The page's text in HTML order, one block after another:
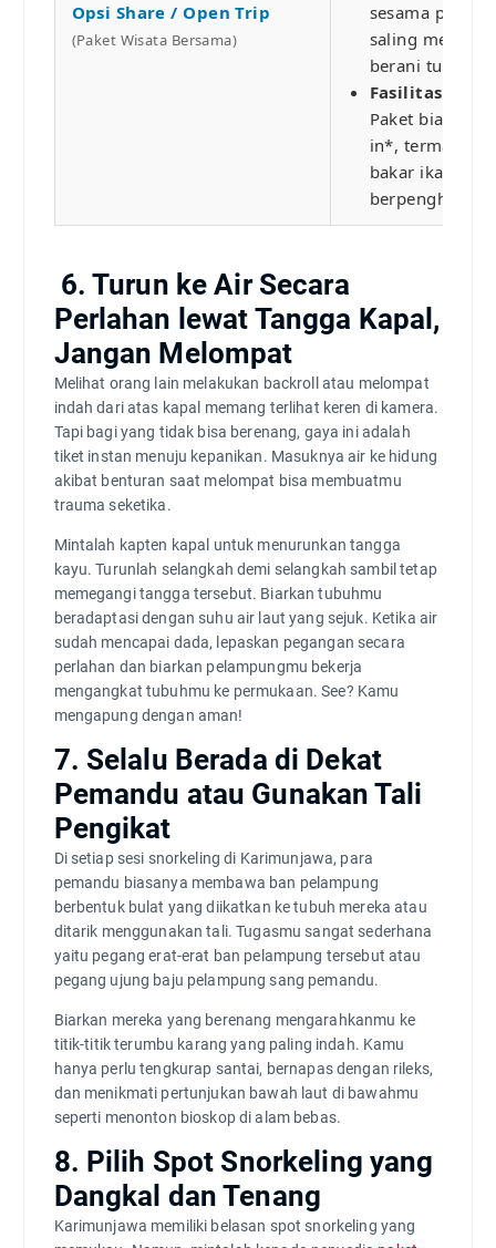
Opsi Share / Open Trip
(Paket Wisata Bersama)
sesama
saling
berani turun
Fasilitas
Paket
in*, termasuk
bakar ikan di
berpenghuni.
6. Turun ke Air Secara
Perlahan lewat Tangga Kapal,
Jangan Melompat
Melihat orang lain melakukan backroll atau melompat
indah dari atas kapal memang terlihat keren di kamera.
Tapi bagi yang tidak bisa berenang, gaya ini adalah
tiket instan menuju kepanikan. Masuknya air ke hidung
akibat benturan saat melompat bisa membuatmu
trauma seketika.
Mintalah kapten kapal untuk menurunkan tangga
kayu. Turunlah selangkah demi selangkah sambil tetap
memegangi tangga tersebut. Biarkan tubuhmu
beradaptasi dengan suhu air laut yang sejuk. Ketika air
sudah mencapai dada, lepaskan pegangan secara
perlahan dan biarkan pelampungmu bekerja
mengangkat tubuhmu ke permukaan. See? Kamu
mengapung dengan aman!
7. Selalu Berada di Dekat
Pemandu atau Gunakan Tali
Pengikat
Di setiap sesi snorkeling di Karimunjawa, para
pemandu biasanya membawa ban pelampung
berbentuk bulat yang diikatkan ke tubuh mereka atau
ditarik menggunakan tali. Tugasmu sangat sederhana
yaitu pegang erat-erat ban pelampung tersebut atau
pegang ujung baju pelampung sang pemandu.
Biarkan mereka yang berenang mengarahkanmu ke
titik-titik terumbu karang yang paling indah. Kamu
hanya perlu tengkurap santai, bernapas dengan rileks,
dan menikmati pertunjukan bawah laut di bawahmu
seperti menonton bioskop di alam bebas.
8. Pilih Spot Snorkeling yang
Dangkal dan Tenang
Karimunjawa memiliki belasan spot snorkeling yang